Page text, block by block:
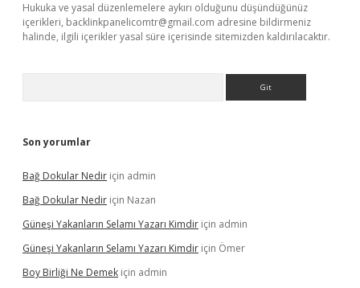
Hukuka ve yasal düzenlemelere aykırı olduğunu düşündüğünüz
içerikleri, backlinkpanelicomtr@gmail.com adresine bildirmeniz
halinde, ilgili içerikler yasal süre içerisinde sitemizden kaldırılacaktır.
Son yorumlar
Bağ Dokular Nedir için admin
Bağ Dokular Nedir için Nazan
Güneşi Yakanların Selamı Yazarı Kimdir için admin
Güneşi Yakanların Selamı Yazarı Kimdir için Ömer
Boy Birliği Ne Demek için admin